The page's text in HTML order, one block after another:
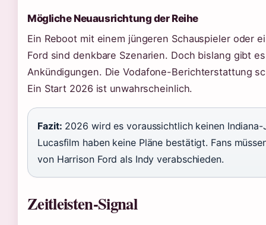
Mögliche Neuausrichtung der Reihe
Ein Reboot mit einem jüngeren Schauspieler oder
Ford sind denkbare Szenarien. Doch bislang gibt
Ankündigungen. Die Vodafone-Berichterstattung
Ein Start 2026 ist unwahrscheinlich.
Fazit: 2026 wird es voraussichtlich keinen
Lucasfilm haben keine Pläne bestätigt. Fans
von Harrison Ford als Indy verabschieden.
Zeitleisten-Signal